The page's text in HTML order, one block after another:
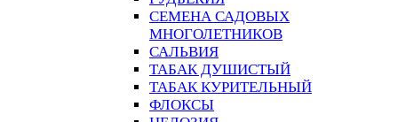
СЕМЕНА САДОВЫХ
МНОГОЛЕТНИКОВ
САЛЬВИЯ
ТАБАК ДУШИСТЫЙ
ТАБАК КУРИТЕЛЬНЫЙ
ФЛОКСЫ